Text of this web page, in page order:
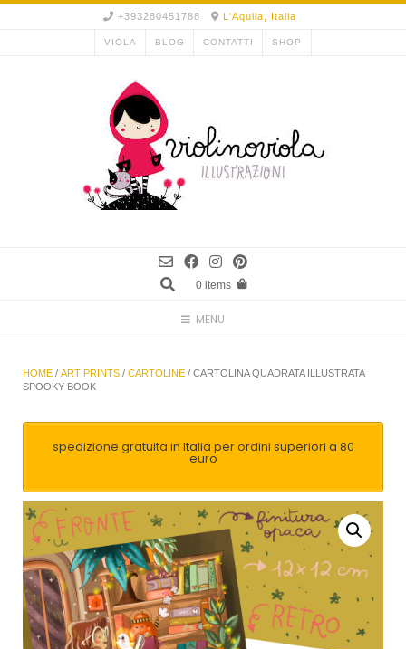
+393280451788 L'Aquila, Italia
VIOLA BLOG CONTATTI SHOP
0 items
MENU
HOME / ART PRINTS / CARTOLINE / CARTOLINA QUADRATA ILLUSTRATA
SPOOKY BOOK
spedizione gratuita in Italia per ordini superiori a 80
euro